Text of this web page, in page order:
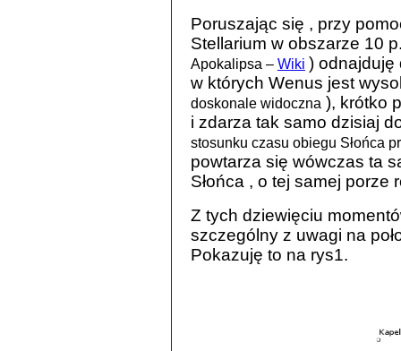
Poruszając się , przy
Stellarium w obszarze 10
Apokalipsa – Wiki ) odnajduję
w których Wenus jest
doskonale widoczna ), krótko
i zdarza tak samo dzisiaj
stosunku czasu obiegu Słońca
powtarza się wówczas ta
Słońca , o tej samej porze
Z tych dziewięciu
szczególny z uwagi na
Pokazuję to na rys1.